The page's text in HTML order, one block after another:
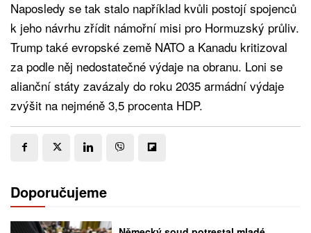
Naposledy se tak stalo například kvůli postojí spojenců
k jeho návrhu zřídit námořní misi pro Hormuzský průliv.
Trump také evropské země NATO a Kanadu kritizoval
za podle něj nedostatečné výdaje na obranu. Loni se
alianční státy zavázaly do roku 2035 armádní výdaje
zvýšit na nejméně 3,5 procenta HDP.
Doporučujeme